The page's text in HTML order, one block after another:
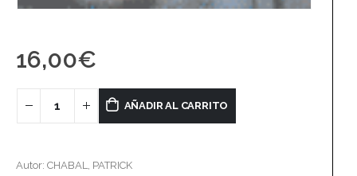
16,00€
AÑADIR AL CARRITO
Autor: CHABAL, PATRICK